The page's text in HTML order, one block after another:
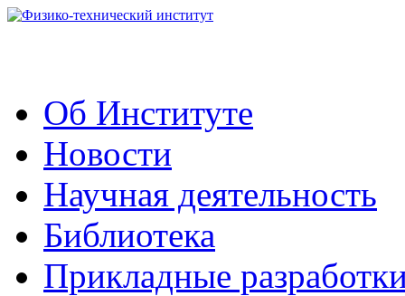
Об Институте
Новости
Научная деятельность
Библиотека
Прикладные